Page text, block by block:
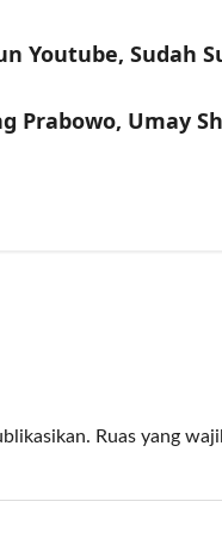
Youtube, Sudah
Prabowo, Umay
Ruas yang